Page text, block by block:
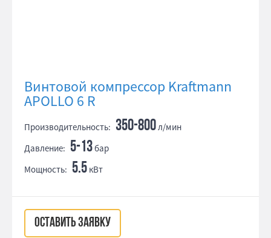
Винтовой компрессор Kraftmann
APOLLO 6 R
Производительность: 350-800л/мин
Давление: 5-13бар
Мощность: 5.5 кВт
ОСТАВИТЬ ЗАЯВКУ